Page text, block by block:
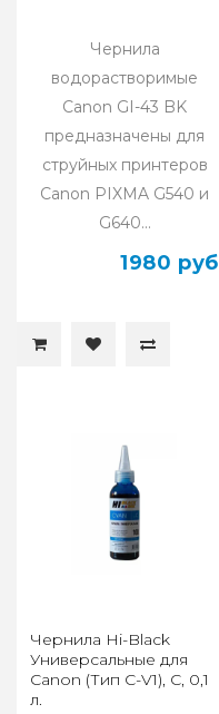
Чернила
водорастворимые
Canon GI-43 BK
предназначены для
струйных принтеров
Canon PIXMA G540 и
G640...
1980 руб
Чернила Hi-Black
Универсальные для
Canon (Тип C-V1), C, 0,1
л.